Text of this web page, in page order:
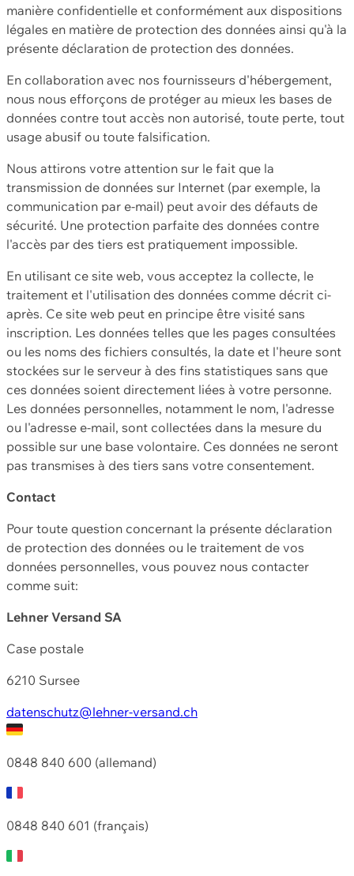
manière confidentielle et conformément aux dispositions
légales en matière de protection des données ainsi qu'à la
présente déclaration de protection des données.
En collaboration avec nos fournisseurs d'hébergement,
nous nous efforçons de protéger au mieux les bases de
données contre tout accès non autorisé, toute perte, tout
usage abusif ou toute falsification.
Nous attirons votre attention sur le fait que la
transmission de données sur Internet (par exemple, la
communication par e-mail) peut avoir des défauts de
sécurité. Une protection parfaite des données contre
l'accès par des tiers est pratiquement impossible.
En utilisant ce site web, vous acceptez la collecte, le
traitement et l'utilisation des données comme décrit ci-
après. Ce site web peut en principe être visité sans
inscription. Les données telles que les pages consultées
ou les noms des fichiers consultés, la date et l'heure sont
stockées sur le serveur à des fins statistiques sans que
ces données soient directement liées à votre personne.
Les données personnelles, notamment le nom, l'adresse
ou l'adresse e-mail, sont collectées dans la mesure du
possible sur une base volontaire. Ces données ne seront
pas transmises à des tiers sans votre consentement.
Contact
Pour toute question concernant la présente déclaration
de protection des données ou le traitement de vos
données personnelles, vous pouvez nous contacter
comme suit:
Lehner Versand SA
Case postale
6210 Sursee
datenschutz@lehner-versand.ch
0848 840 600 (allemand)
0848 840 601 (français)